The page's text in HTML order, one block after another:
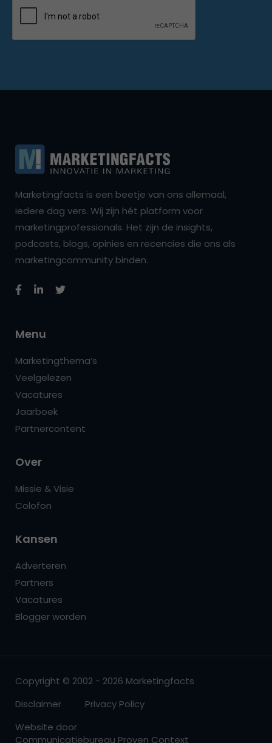
Marketingfacts is een beetje van ons allemaal,
iedere dag vers. Wij zijn hét platform voor
marketingprofessionals. Het zijn de insights,
podcasts, blogs, opinies en recencies die ons als
marketingcommunity binden.
Menu
Marketingthema’s
Veelgelezen
Vacatures
Jaarboek
Partnercontent
Over
Missie & Visie
Colofon
Kansen
Adverteren
Partners
Vacatures
Blogger worden
Copyright © 2002 - 2026 Marketingfacts
Disclaimer
Privacy Policy
Website door
Communicatiebureau Proven Context